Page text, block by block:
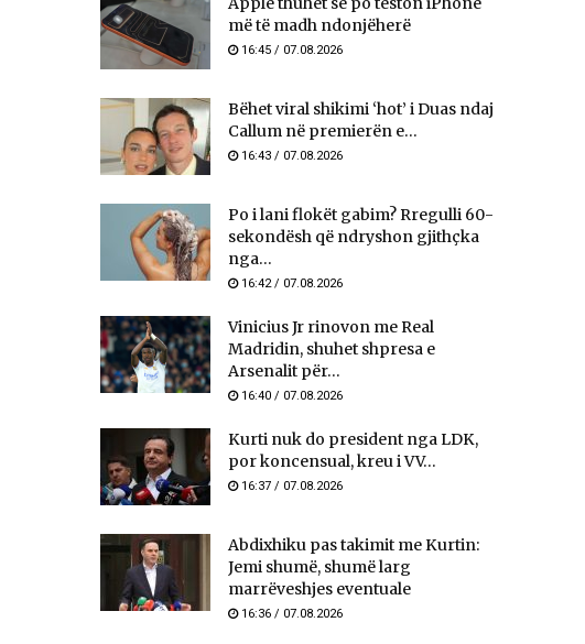
më të madh ndonjëherë
16:45 / 07.08.2026
Bëhet viral shikimi ‘hot’ i Duas ndaj
Callum në premierën e...
16:43 / 07.08.2026
Po i lani flokët gabim? Rregulli 60-
sekondësh që ndryshon gjithçka
nga...
16:42 / 07.08.2026
Vinicius Jr rinovon me Real
Madridin, shuhet shpresa e
Arsenalit për...
16:40 / 07.08.2026
Kurti nuk do president nga LDK,
por koncensual, kreu i VV...
16:37 / 07.08.2026
Abdixhiku pas takimit me Kurtin:
Jemi shumë, shumë larg
marrëveshjes eventuale
16:36 / 07.08.2026